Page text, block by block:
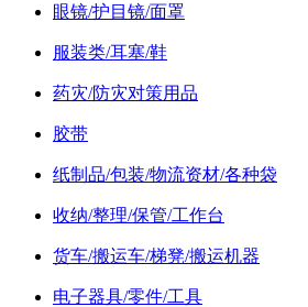
眼镜/护目镜/面罩
服装类/耳塞/鞋
药灾/防灾对策用品
胶带
纸制品/包装/物流资材/各种袋
收纳/整理/保管/工作台
货车/搬运车/梯凳/搬运机器
电子器具/零件/工具